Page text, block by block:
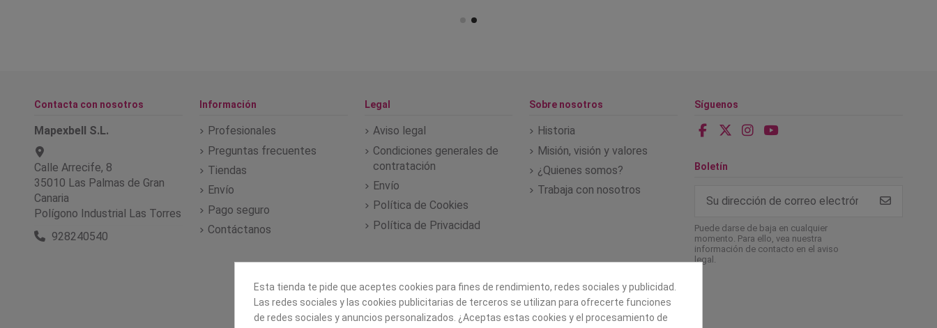
Contacta con nosotros
Mapexbell S.L.
Calle Arrecife, 8
35010 Las Palmas de Gran
Canaria
Polígono Industrial Las Torres
928240540
Información
Profesionales
Preguntas frecuentes
Tiendas
Envío
Pago seguro
Contáctanos
Legal
Aviso legal
Condiciones generales de
contratación
Envío
Política de Cookies
Política de Privacidad
Sobre nosotros
Historia
Misión, visión y valores
¿Quienes somos?
Trabaja con nosotros
Síguenos
Boletín
Puede darse de baja en cualquier
momento. Para ello, vea nuestra
información de contacto en el aviso
legal.
Esta tienda te pide que aceptes cookies para fines de rendimiento, redes sociales y publicidad.
Las redes sociales y las cookies publicitarias de terceros se utilizan para ofrecerte funciones
de redes sociales y anuncios personalizados. ¿Aceptas estas cookies y el procesamiento de